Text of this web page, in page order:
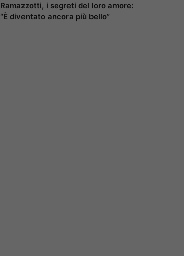
Ramazzotti, i segreti del loro amore:
“È diventato ancora più bello”